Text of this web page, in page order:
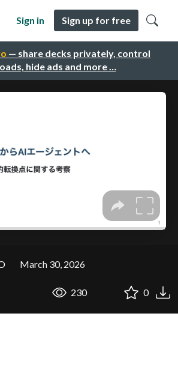
— share decks privately, control
hide ads and more …
Sign in Sign up for free
March 30, 2026
230 0